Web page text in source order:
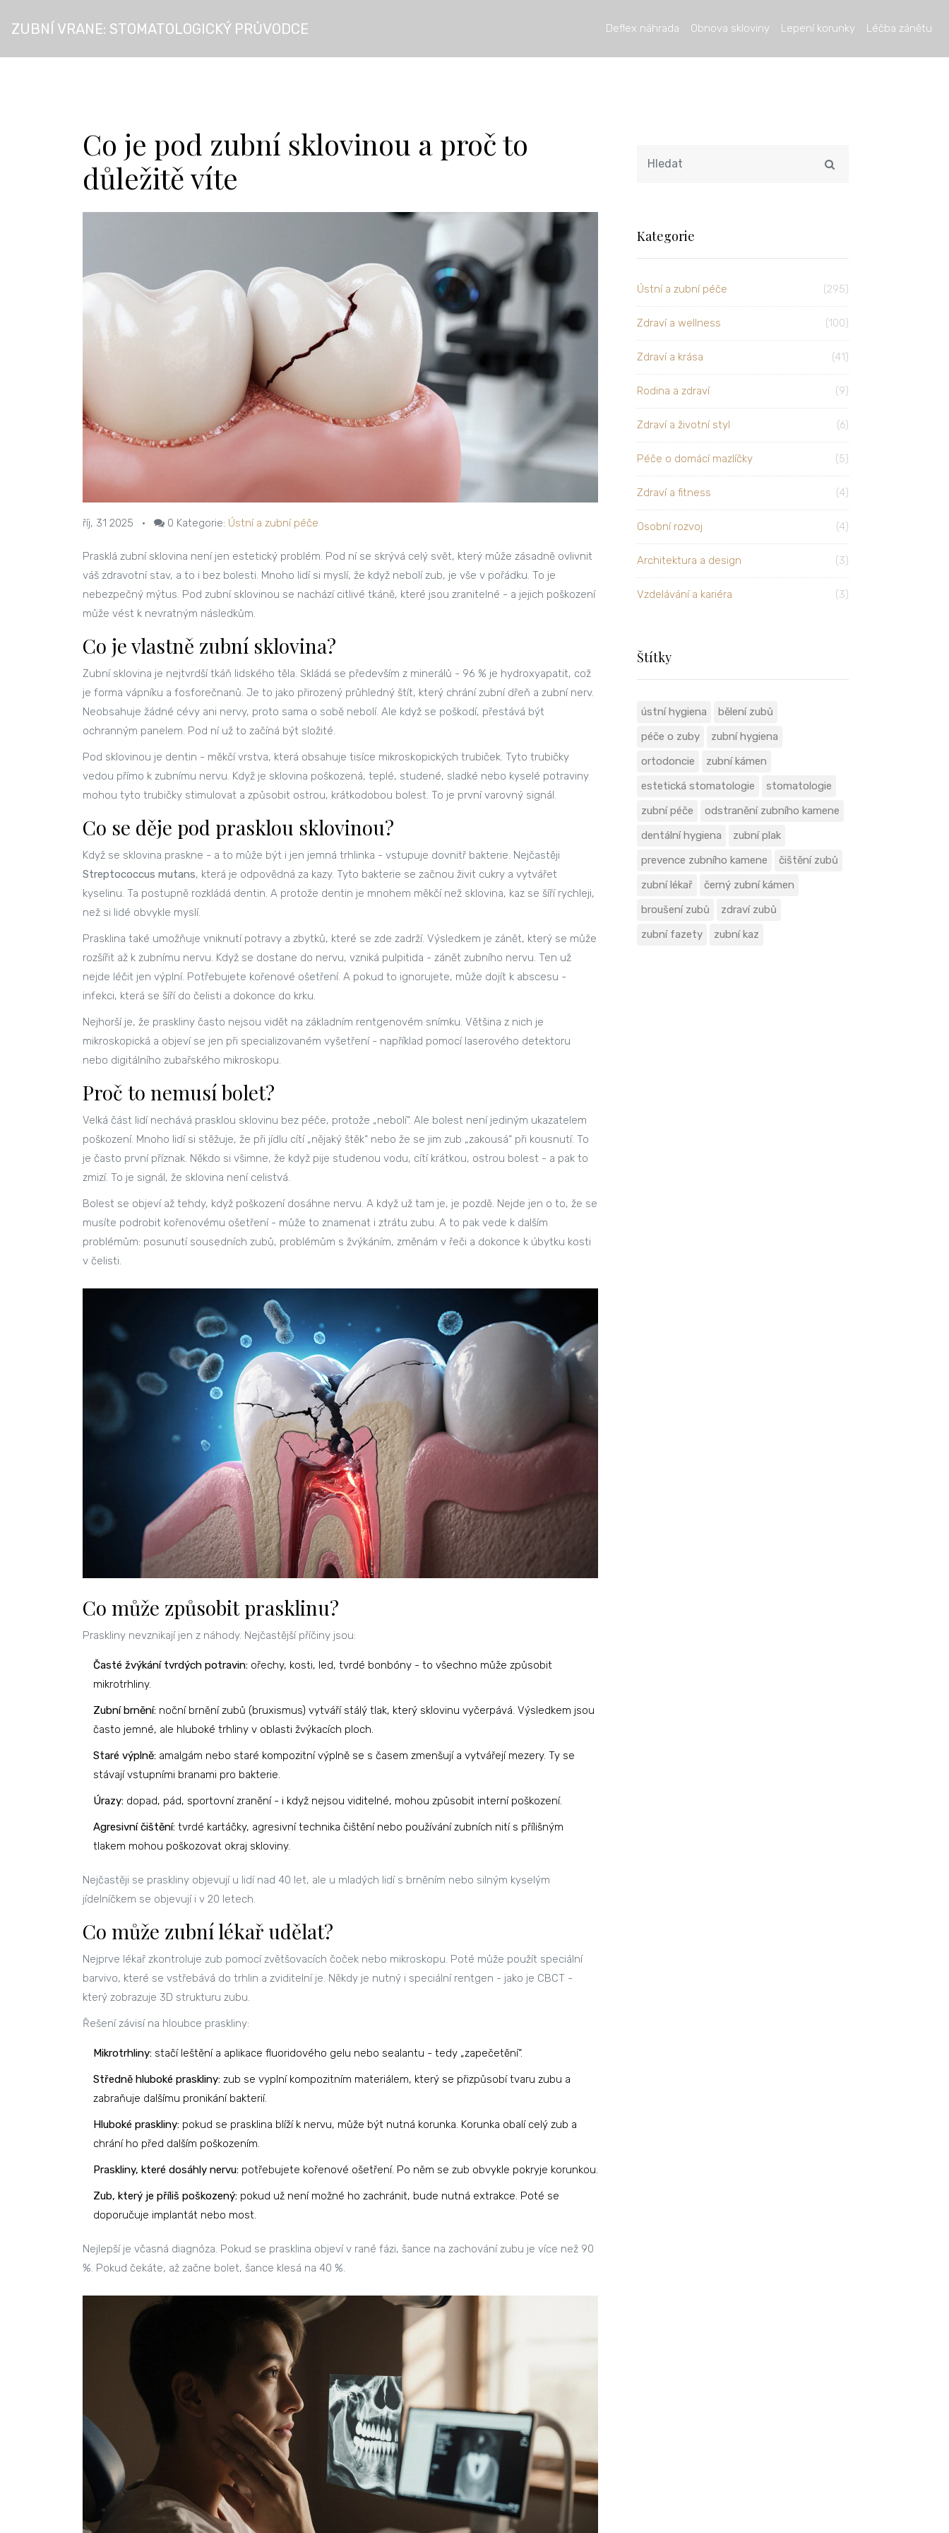
ZUBNÍ VRANE: STOMATOLOGICKÝ PRŮVODCE Deflex náhrada Obnova skloviny Lepení korunky Léčba zánětu
Co je pod zubní sklovinou a proč to
důležitě víte
říj, 31 2025 • 0 Kategorie: Ústní a zubní péče
Prasklá zubní sklovina není jen estetický problém. Pod ní se skrývá celý svět, který může zásadně ovlivnit
váš zdravotní stav, a to i bez bolesti. Mnoho lidí si myslí, že když nebolí zub, je vše v pořádku. To je
nebezpečný mýtus. Pod zubní sklovinou se nachází citlivé tkáně, které jsou zranitelné - a jejich poškození
může vést k nevratným následkům.
Co je vlastně zubní sklovina?
Zubní sklovina je nejtvrdší tkáň lidského těla. Skládá se především z minerálů - 96 % je hydroxyapatit, což
je forma vápníku a fosforečnanů. Je to jako přirozený průhledný štít, který chrání zubní dřeň a zubní nerv.
Neobsahuje žádné cévy ani nervy, proto sama o sobě nebolí. Ale když se poškodí, přestává být
ochranným panelem. Pod ní už to začíná být složité.
Pod sklovinou je dentin - měkčí vrstva, která obsahuje tisíce mikroskopických trubiček. Tyto trubičky
vedou přímo k zubnímu nervu. Když je sklovina poškozená, teplé, studené, sladké nebo kyselé potraviny
mohou tyto trubičky stimulovat a způsobit ostrou, krátkodobou bolest. To je první varovný signál.
Co se děje pod prasklou sklovinou?
Když se sklovina praskne - a to může být i jen jemná trhlinka - vstupuje dovnitř bakterie. Nejčastěji
Streptococcus mutans, která je odpovědná za kazy. Tyto bakterie se začnou živit cukry a vytvářet
kyselinu. Ta postupně rozkládá dentin. A protože dentin je mnohem měkčí než sklovina, kaz se šíří rychleji,
než si lidé obvykle myslí.
Prasklina také umožňuje vniknutí potravy a zbytků, které se zde zadrží. Výsledkem je zánět, který se může
rozšířit až k zubnímu nervu. Když se dostane do nervu, vzniká pulpitida - zánět zubního nervu. Ten už
nejde léčit jen výplní. Potřebujete kořenové ošetření. A pokud to ignorujete, může dojít k abscesu -
infekci, která se šíří do čelisti a dokonce do krku.
Nejhorší je, že praskliny často nejsou vidět na základním rentgenovém snímku. Většina z nich je
mikroskopická a objeví se jen při specializovaném vyšetření - například pomocí laserového detektoru
nebo digitálního zubařského mikroskopu.
Proč to nemusí bolet?
Velká část lidí nechává prasklou sklovinu bez péče, protože „nebolí“. Ale bolest není jediným ukazatelem
poškození. Mnoho lidí si stěžuje, že při jídlu cítí „nějaký štěk“ nebo že se jim zub „zakousá“ při kousnutí. To
je často první příznak. Někdo si všimne, že když pije studenou vodu, cítí krátkou, ostrou bolest - a pak to
zmizí. To je signál, že sklovina není celistvá.
Bolest se objeví až tehdy, když poškození dosáhne nervu. A když už tam je, je pozdě. Nejde jen o to, že se
musíte podrobit kořenovému ošetření - může to znamenat i ztrátu zubu. A to pak vede k dalším
problémům: posunutí sousedních zubů, problémům s žvýkáním, změnám v řeči a dokonce k úbytku kosti
v čelisti.
Co může způsobit prasklinu?
Praskliny nevznikají jen z náhody. Nejčastější příčiny jsou:
Časté žvýkání tvrdých potravin: ořechy, kosti, led, tvrdé bonbóny - to všechno může způsobit
mikrotrhliny.
Zubní brnění: noční brnění zubů (bruxismus) vytváří stálý tlak, který sklovinu vyčerpává. Výsledkem jsou
často jemné, ale hluboké trhliny v oblasti žvýkacích ploch.
Staré výplně: amalgám nebo staré kompozitní výplně se s časem zmenšují a vytvářejí mezery. Ty se
stávají vstupními branami pro bakterie.
Úrazy: dopad, pád, sportovní zranění - i když nejsou viditelné, mohou způsobit interní poškození.
Agresivní čištění: tvrdé kartáčky, agresivní technika čištění nebo používání zubních nití s přílišným
tlakem mohou poškozovat okraj skloviny.
Nejčastěji se praskliny objevují u lidí nad 40 let, ale u mladých lidí s brněním nebo silným kyselým
jídelníčkem se objevují i v 20 letech.
Co může zubní lékař udělat?
Nejprve lékař zkontroluje zub pomocí zvětšovacích čoček nebo mikroskopu. Poté může použít speciální
barvivo, které se vstřebává do trhlin a zviditelní je. Někdy je nutný i speciální rentgen - jako je CBCT -
který zobrazuje 3D strukturu zubu.
Řešení závisí na hloubce praskliny:
Mikrotrhliny: stačí leštění a aplikace fluoridového gelu nebo sealantu - tedy „zapečetění“.
Středně hluboké praskliny: zub se vyplní kompozitním materiálem, který se přizpůsobí tvaru zubu a
zabraňuje dalšímu pronikání bakterií.
Hluboké praskliny: pokud se prasklina blíží k nervu, může být nutná korunka. Korunka obalí celý zub a
chrání ho před dalším poškozením.
Praskliny, které dosáhly nervu: potřebujete kořenové ošetření. Po něm se zub obvykle pokryje korunkou.
Zub, který je příliš poškozený: pokud už není možné ho zachránit, bude nutná extrakce. Poté se
doporučuje implantát nebo most.
Nejlepší je včasná diagnóza. Pokud se prasklina objeví v rané fázi, šance na zachování zubu je více než 90
%. Pokud čekáte, až začne bolet, šance klesá na 40 %.
Kategorie
Ústní a zubní péče (295)
Zdraví a wellness (100)
Zdraví a krása (41)
Rodina a zdraví (9)
Zdraví a životní styl (6)
Péče o domácí mazlíčky (5)
Zdraví a fitness (4)
Osobní rozvoj (4)
Architektura a design (3)
Vzdelávání a kariéra (3)
Štítky
ústní hygiena
bělení zubů
péče o zuby
zubní hygiena
ortodoncie
zubní kámen
estetická stomatologie
stomatologie
zubní péče
odstranění zubního kamene
dentální hygiena
zubní plak
prevence zubního kamene
čištění zubů
zubní lékař
černý zubní kámen
broušení zubů
zdraví zubů
zubní fazety
zubní kaz